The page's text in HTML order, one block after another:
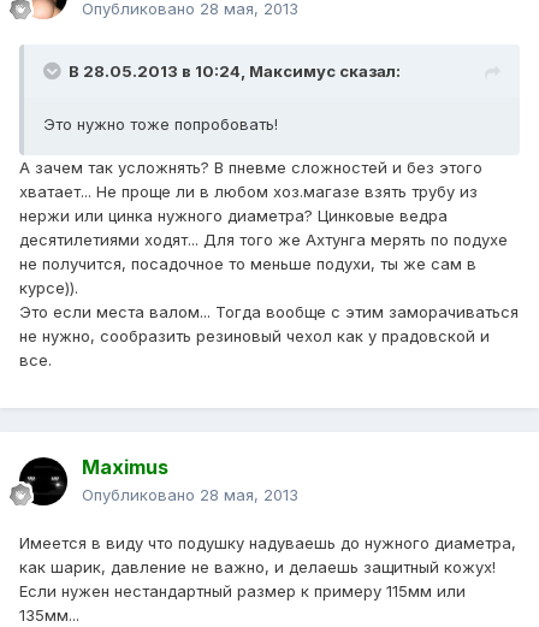
Опубликовано 28 мая, 2013
В 28.05.2013 в 10:24, Максимус сказал:
Это нужно тоже попробовать!
А зачем так усложнять? В пневме сложностей и без этого
хватает... Не проще ли в любом хоз.магазе взять трубу из
нержи или цинка нужного диаметра? Цинковые ведра
десятилетиями ходят... Для того же Ахтунга мерять по подухе
не получится, посадочное то меньше подухи, ты же сам в
курсе)).
Это если места валом... Тогда вообще с этим заморачиваться
не нужно, сообразить резиновый чехол как у прадовской и
все.
Maximus
Опубликовано 28 мая, 2013
Имеется в виду что подушку надуваешь до нужного диаметра,
как шарик, давление не важно, и делаешь защитный кожух!
Если нужен нестандартный размер к примеру 115мм или
135мм...